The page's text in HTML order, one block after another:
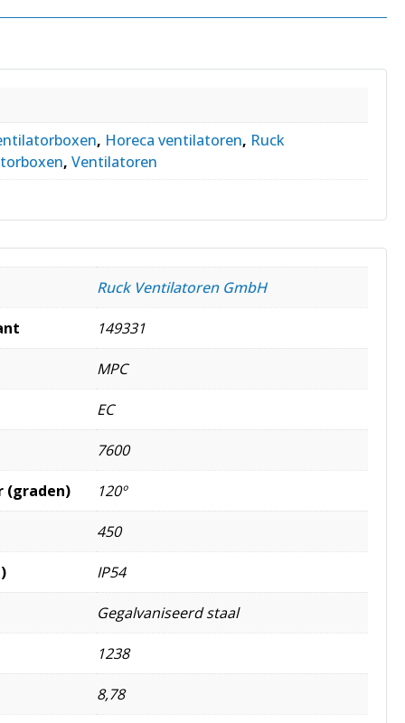
, Horeca ventilatoren, Ruck
, Ventilatoren
Ruck Ventilatoren GmbH
149331
MPC
EC
7600
(graden) 120º
450
IP54
Gegalvaniseerd staal
1238
8,78